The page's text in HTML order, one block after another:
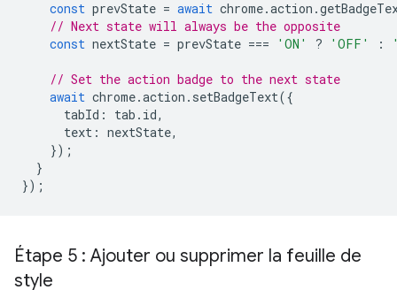
const prevState = await chrome.action .
// Next state will always be the opposite
const nextState = prevState === 'ON' ? 'OFF' :
// Set the action badge to the next state
await chrome.action . setBadgeText({
tabId : tab . id,
text : nextState,
});
}
});
Étape 5 : Ajouter ou supprimer la feuille de
style